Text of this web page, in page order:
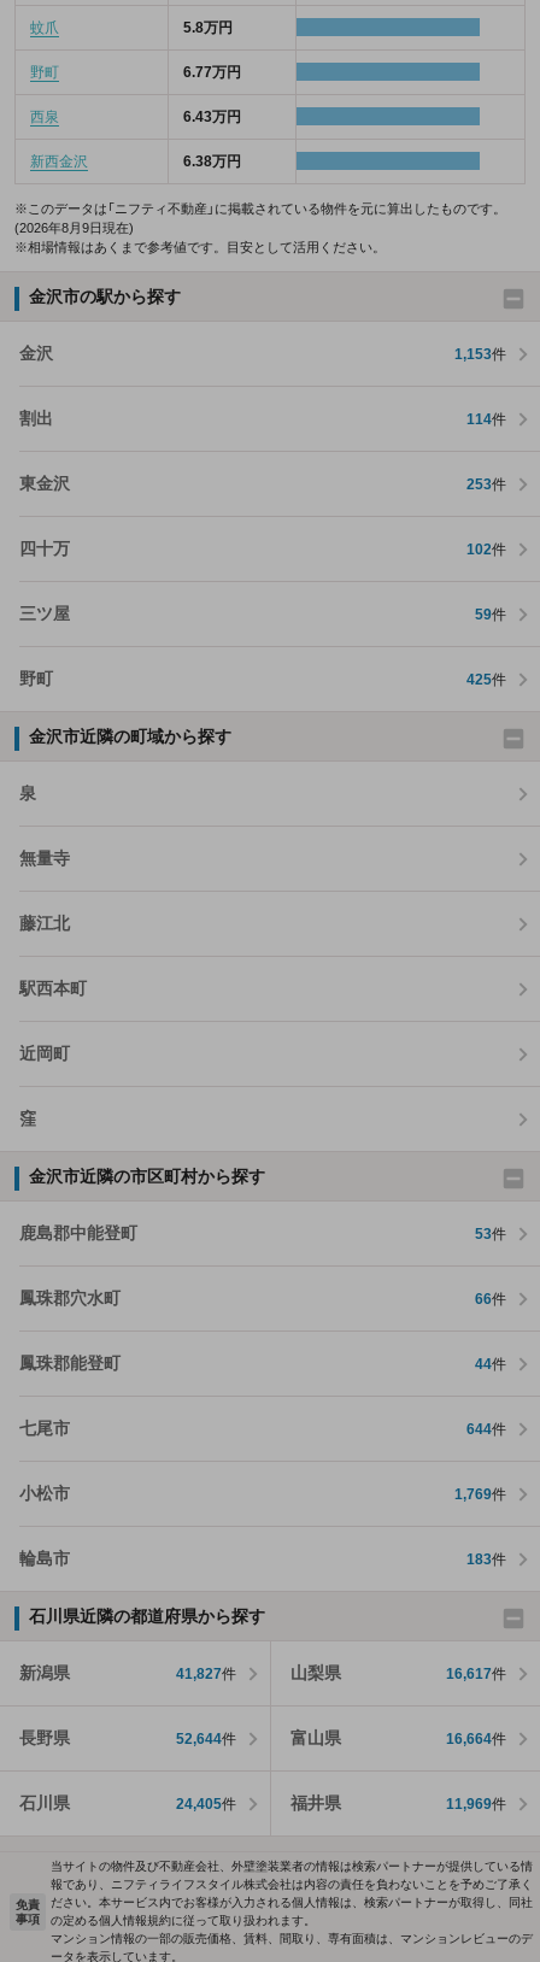
蚊爪 5.8万円
野町 6.77万円
西泉 6.43万円
新西金沢 6.38万円
※このデータは「ニフティ不動産」に掲載されている物件を元に算出したものです。
(2026年8月9日現在)
※相場情報はあくまで参考値です。目安として活用ください。
金沢市の駅から探す
金沢 1,153件
割出 114件
東金沢 253件
四十万 102件
三ツ屋 59件
野町 425件
金沢市近隣の町域から探す
泉
無量寺
藤江北
駅西本町
近岡町
窪
金沢市近隣の市区町村から探す
鹿島郡中能登町 53件
鳳珠郡穴水町 66件
鳳珠郡能登町 44件
七尾市 644件
小松市 1,769件
輪島市 183件
石川県近隣の都道府県から探す
新潟県 41,827件 山梨県 16,617件
長野県 52,644件 富山県 16,664件
石川県 24,405件 福井県 11,969件
免責
事項
当サイトの物件及び不動産会社、外壁塗装業者の情報は検索パートナーが提供している情
報であり、ニフティライフスタイル株式会社は内容の責任を負わないことを予めご了承く
ださい。本サービス内でお客様が入力される個人情報は、検索パートナーが取得し、同社
の定める個人情報規約に従って取り扱われます。
マンション情報の一部の販売価格、賃料、間取り、専有面積は、マンションレビューのデ
ータを表示しています。